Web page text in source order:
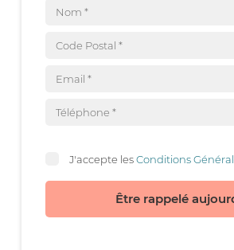
J'accepte lesConditions
Être rappelé